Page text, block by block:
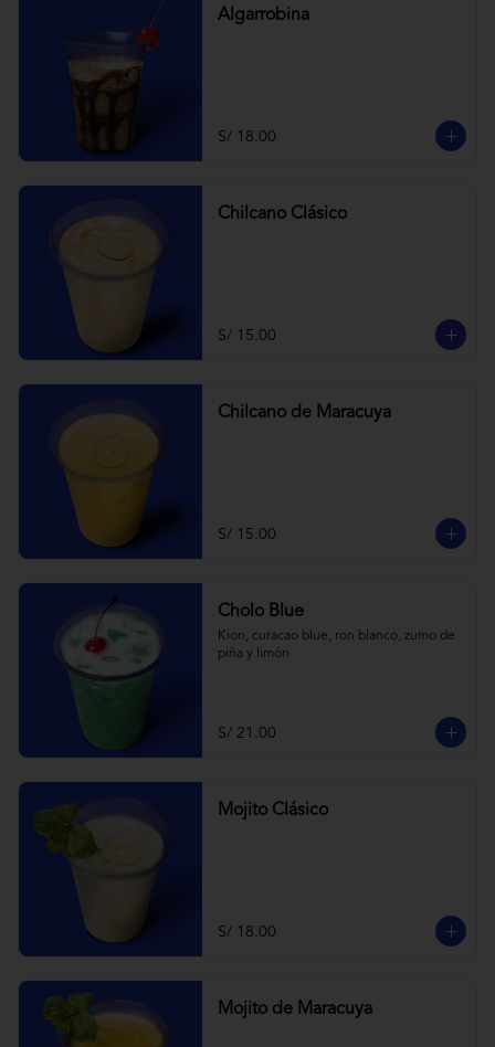
Algarrobina
S/ 18.00
Chilcano Clásico
S/ 15.00
Chilcano de Maracuya
S/ 15.00
Cholo Blue
Kion, curacao blue, ron blanco, zumo de
piña y limón
S/ 21.00
Mojito Clásico
S/ 18.00
Mojito de Maracuya